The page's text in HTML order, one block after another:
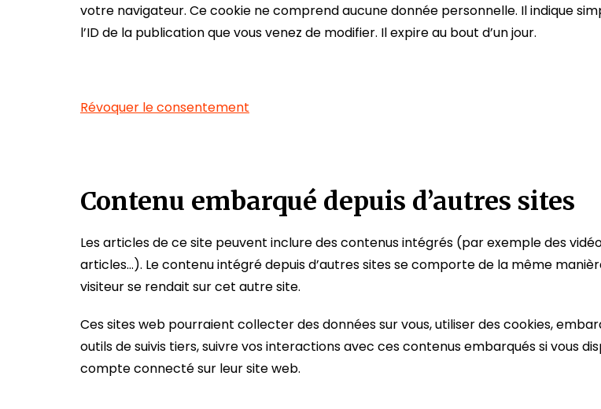
votre navigateur. Ce cookie ne comprend aucune donnée personnelle. Il indique
l’ID de la publication que vous venez de modifier. Il expire au bout d’un jour.
Révoquer le consentement
Contenu embarqué depuis d’autres sites
Les articles de ce site peuvent inclure des contenus intégrés (par exemple des
articles…). Le contenu intégré depuis d’autres sites se comporte de la même
visiteur se rendait sur cet autre site.
Ces sites web pourraient collecter des données sur vous, utiliser des cookies,
outils de suivis tiers, suivre vos interactions avec ces contenus embarqués si vous
compte connecté sur leur site web.